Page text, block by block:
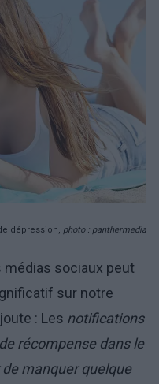
dépression, photo : panthermedia
sociaux peut
sur notre
: Les notifications
récompense dans le
manquer quelque